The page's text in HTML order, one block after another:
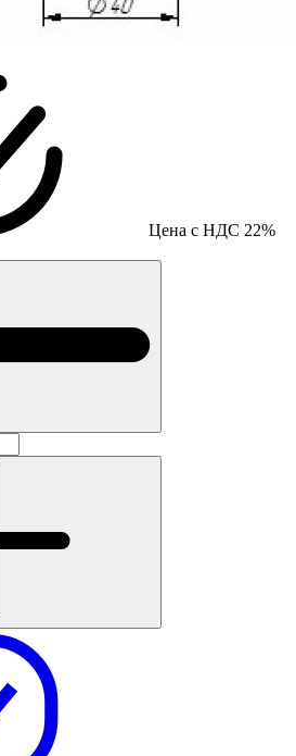
Цена с НДС 22%